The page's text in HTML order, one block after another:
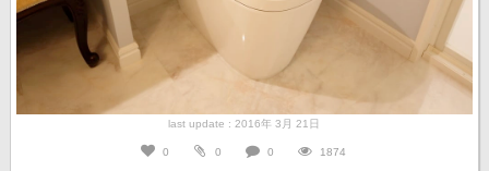
last update : 2016年 3月 21日
0 0 0 1874